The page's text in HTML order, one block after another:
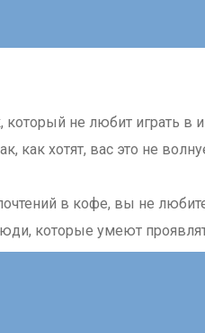
не любит играть в
как хотят, вас это не
в кофе, вы не
которые умеют